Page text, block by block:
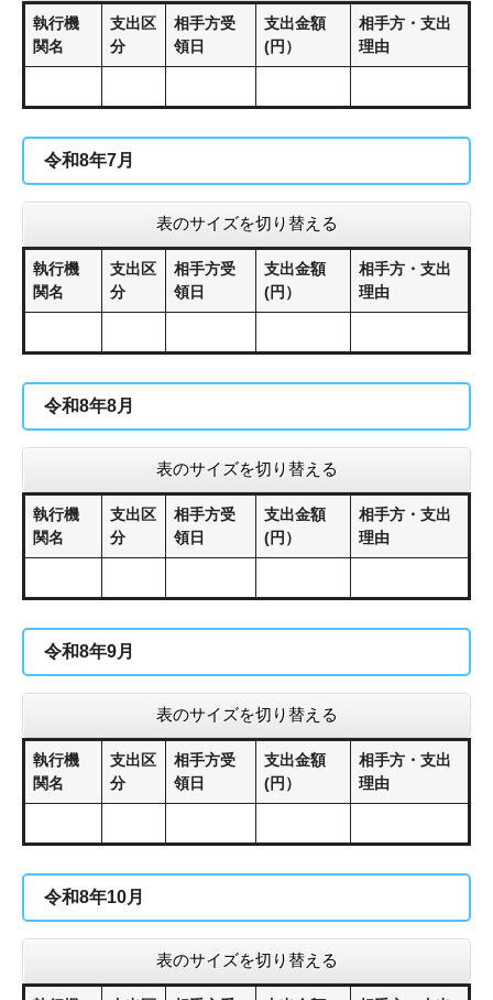
執行機
関名
支出区
分
相手方受
領日
支出金額
(円）
相手方・支出
理由
令和8年7月
表のサイズを切り替える
執行機
関名
支出区
分
相手方受
領日
支出金額
(円）
相手方・支出
理由
令和8年8月
表のサイズを切り替える
執行機
関名
支出区
分
相手方受
領日
支出金額
(円）
相手方・支出
理由
令和8年9月
表のサイズを切り替える
執行機
関名
支出区
分
相手方受
領日
支出金額
(円）
相手方・支出
理由
令和8年10月
表のサイズを切り替える